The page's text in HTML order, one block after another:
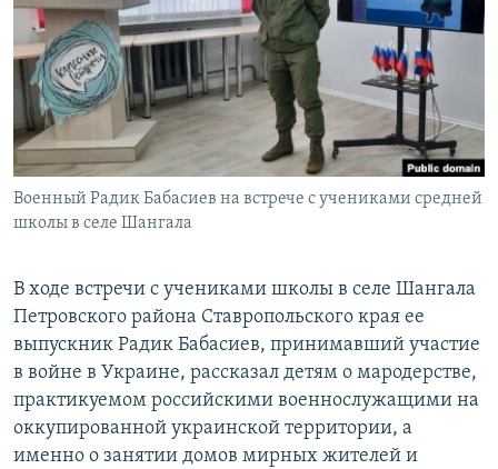
РАСПИСАНИЕ ВЕЩАНИЯ
ПОДПИШИТЕСЬ НА РАССЫЛКУ
СОЦИАЛЬНЫЕ СЕТИ
Военный Радик Бабасиев на встрече с учениками средней
школы в селе Шангала
В ходе встречи с учениками школы в селе Шангала
Петровского района Ставропольского края ее
выпускник Радик Бабасиев, принимавший участие
в войне в Украине, рассказал детям о мародерстве,
практикуемом российскими военнослужащими на
оккупированной украинской территории, а
именно о занятии домов мирных жителей и